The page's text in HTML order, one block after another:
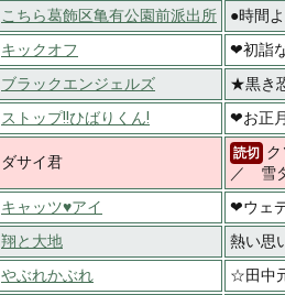
こちら葛飾区亀有公園前派出所
●時間
キックオフ
❤初詣
ブラックエンジェルズ
★黒き
ストップ!!ひばりくん! ❤お正
ダサイ君 読切
／ 雪
キャッツ♥アイ
❤ウェ
翔と大地
熱い思
やぶれかぶれ
☆田中